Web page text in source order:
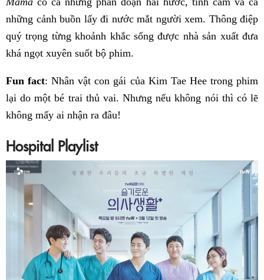
những cảnh buồn lấy đi nước mắt người xem. Thông điệp
quý trọng từng khoảnh khắc sống được nhà sản xuất đưa
khá ngọt xuyên suốt bộ phim.
Fun fact: Nhân vật con gái của Kim Tae Hee trong phim
lại do một bé trai thủ vai. Nhưng nếu không nói thì có lẽ
không mấy ai nhận ra đâu!
Hospital Playlist